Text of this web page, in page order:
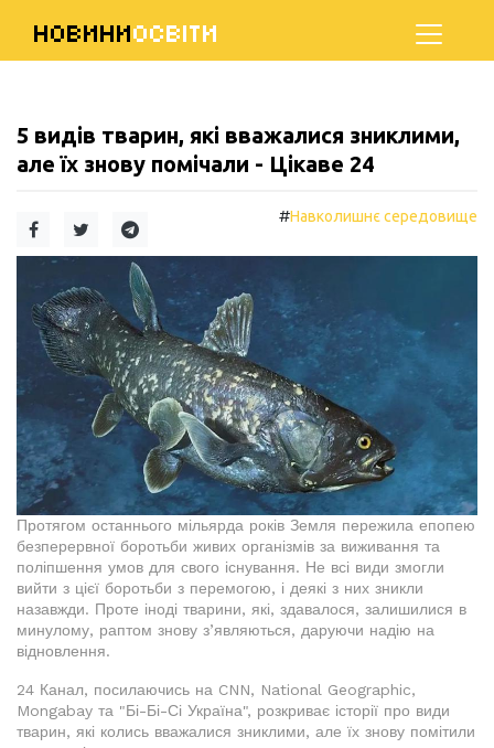
НОВИНИОСВІТИ
5 видів тварин, які вважалися зниклими,
але їх знову помічали - Цікаве 24
#Навколишнє середовище
Протягом останнього мільярда років Земля пережила епопею
безперервної боротьби живих організмів за виживання та
поліпшення умов для свого існування. Не всі види змогли
вийти з цієї боротьби з перемогою, і деякі з них зникли
назавжди. Проте іноді тварини, які, здавалося, залишилися в
минулому, раптом знову з’являються, даруючи надію на
відновлення.
24 Канал, посилаючись на CNN, National Geographic,
Mongabay та "Бі-Бі-Сі Україна", розкриває історії про види
тварин, які колись вважалися зниклими, але їх знову помітили